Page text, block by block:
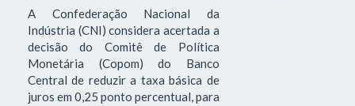
A Confederação Nacional da
Indústria (CNI) considera acertada a
decisão do Comitê de Política
Monetária (Copom) do Banco
Central de reduzir a taxa básica de
juros em 0,25 ponto percentual, para